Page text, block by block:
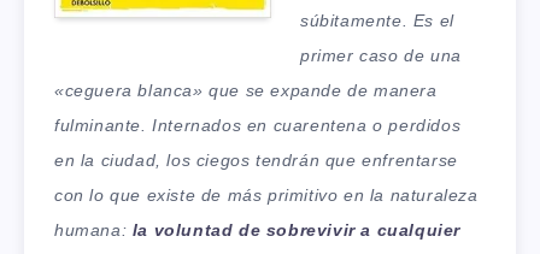
súbitamente. Es el
primer caso de una
«ceguera blanca» que se expande de manera
fulminante. Internados en cuarentena o perdidos
en la ciudad, los ciegos tendrán que enfrentarse
con lo que existe de más primitivo en la naturaleza
humana: la voluntad de sobrevivir a cualquier